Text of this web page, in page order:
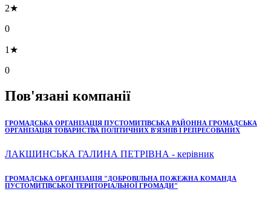
2★
0
1★
0
Пов'язані компанії
ГРОМАДСЬКА ОРГАНІЗАЦІЯ ПУСТОМИТІВСЬКА РАЙОННА ГРОМАДСЬКА
ОРГАНІЗАЦІЯ ТОВАРИСТВА ПОЛІТИЧНИХ В'ЯЗНІВ І РЕПРЕСОВАНИХ
ЛАКШИНСЬКА ГАЛИНА ПЕТРІВНА - керівник
ГРОМАДСЬКА ОРГАНІЗАЦІЯ "ДОБРОВІЛЬНА ПОЖЕЖНА КОМАНДА
ПУСТОМИТІВСЬКОЇ ТЕРИТОРІАЛЬНОЇ ГРОМАДИ"